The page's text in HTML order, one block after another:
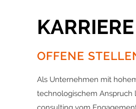
KARRIERE
OFFENE
Als Unternehmen mit
technologischem Anspruch